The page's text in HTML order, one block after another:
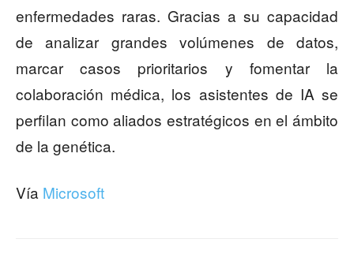
enfermedades raras. Gracias a su capacidad
de analizar grandes volúmenes de datos,
marcar casos prioritarios y fomentar la
colaboración médica, los asistentes de IA se
perfilan como aliados estratégicos en el ámbito
de la genética.
Vía Microsoft